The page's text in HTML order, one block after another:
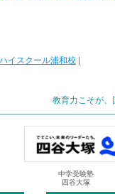
イスクール浦和校
教育力こそが、
中学受験塾
四谷大塚